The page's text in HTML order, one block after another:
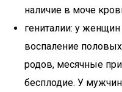
наличие в моче
гениталии: у
воспаление
родов, месячные
бесплодие. У